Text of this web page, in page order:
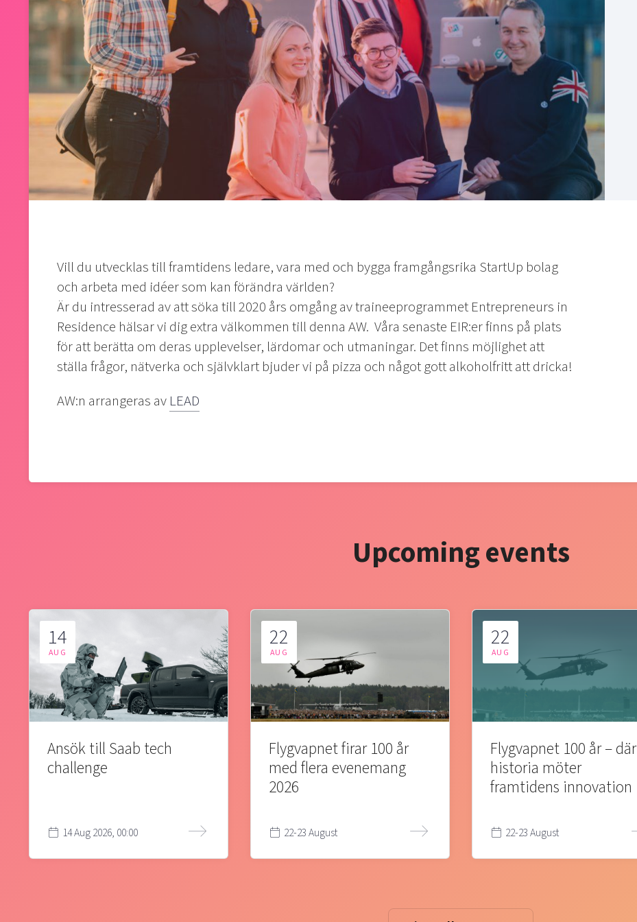
Vill du utvecklas till framtidens ledare, vara med och bygga framgångsrika StartUp bolag
och arbeta med idéer som kan förändra världen?
Är du intresserad av att söka till 2020 års omgång av traineeprogrammet Entrepreneurs in
Residence hälsar vi dig extra välkommen till denna AW. Våra senaste EIR:er finns på plats
för att berätta om deras upplevelser, lärdomar och utmaningar. Det finns möjlighet att
ställa frågor, nätverka och självklart bjuder vi på pizza och något gott alkoholfritt att dricka!
AW:n arrangeras av LEAD
Upcoming events
14
AUG
Ansök till Saab tech
challenge
14 Aug 2026, 00:00
22
AUG
Flygvapnet firar 100 år
med flera evenemang
2026
22-23 August
22
AUG
Flygvapnet 100 år – där
historia möter
framtidens innovation
22-23 August